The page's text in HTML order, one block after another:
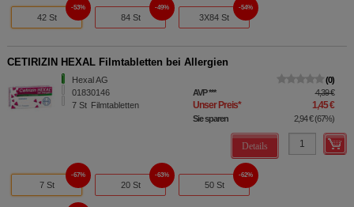
42 St
53%
84 St
49%
3X84 St
54%
CETIRIZIN HEXAL Filmtabletten bei Allergien
Hexal AG
01830146
7 St Filmtabletten
0
AVP*** 4,39 €
Unser Preis* 1,45 €
Sie sparen 2,94 €(67%)
Details
7 St
67%
20 St
63%
50 St
62%